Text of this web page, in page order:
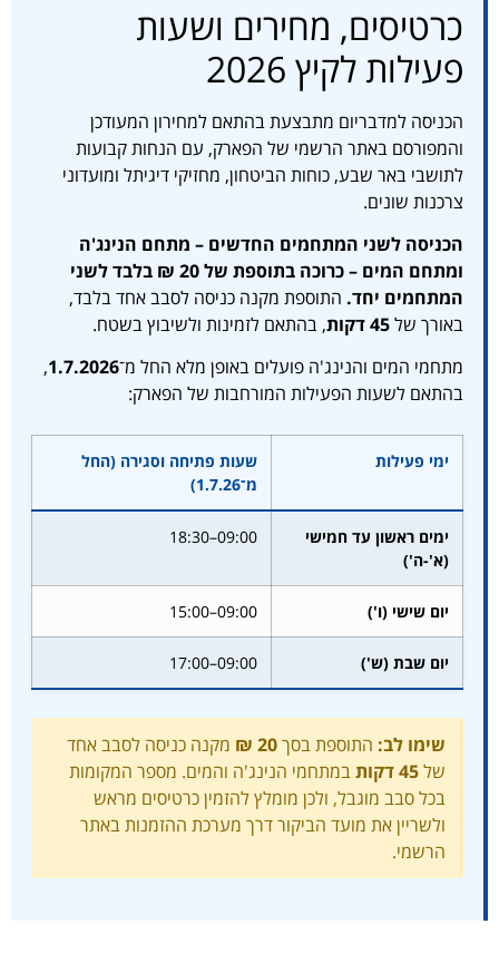
כרטיסים, מחירים ושעות
פעילות לקיץ 2026
הכניסה למדבריום מתבצעת בהתאם למחירון המעודכן
והמפורסם באתר הרשמי של הפארק, עם הנחות קבועות
לתושבי באר שבע, כוחות הביטחון, מחזיקי דיגיתל ומועדוני
צרכנות שונים.
הכניסה לשני המתחמים החדשים – מתחם הנינג'ה
ומתחם המים – כרוכה בתוספת של 20 ₪ בלבד לשני
המתחמים יחד. התוספת מקנה כניסה לסבב אחד בלבד,
באורך של45 דקות
, בהתאם לזמינות ולשיבוץ בשטח.
מתחמי המים והנינג'ה פועלים באופן מלא החל מ־1.7.2026
,
בהתאם לשעות הפעילות המורחבות של הפארק:
ימי פעילות
שעות פתיחה וסגירה (החל
מ־1.7.26)
ימים ראשון עד חמישי
(א'-ה')
09:00–18:30
יום שישי (ו') 09:00–15:00
יום שבת (ש') 09:00–17:00
שימו לב: התוספת בסך20 ₪
מקנה כניסה לסבב אחד
של45 דקות
במתחמי הנינג'ה והמים. מספר המקומות
בכל סבב מוגבל, ולכן מומלץ להזמין כרטיסים מראש
ולשריין את מועד הביקור דרך מערכת ההזמנות באתר
הרשמי.